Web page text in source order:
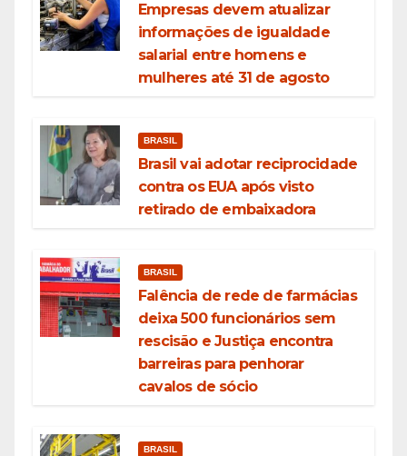
Empresas devem atualizar
informações de igualdade
salarial entre homens e
mulheres até 31 de agosto
BRASIL
Brasil vai adotar reciprocidade
contra os EUA após visto
retirado de embaixadora
BRASIL
Falência de rede de farmácias
deixa 500 funcionários sem
rescisão e Justiça encontra
barreiras para penhorar
cavalos de sócio
BRASIL